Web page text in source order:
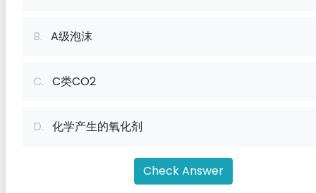
B. A级泡沫
C. C类CO2
D. 化学产生的氧化剂
Check Answer